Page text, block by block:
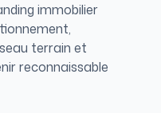
immobilier
terrain et
reconnaissable